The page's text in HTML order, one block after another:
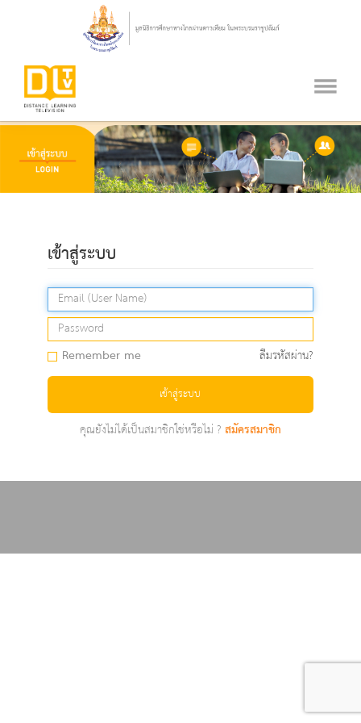
เข้าสู่ระบบ
Remember me ลืมรหัสผ่าน?
เข้าสู่ระบบ
คุณยังไม่ได้เป็นสมาชิกใช่หรือไม่ ?สมัครสมาชิก